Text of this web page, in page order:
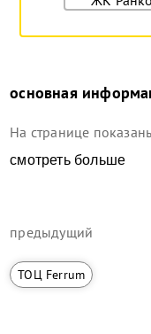
основная
На странице
смотреть больше
предыдущий
ТОЦ Ferrum